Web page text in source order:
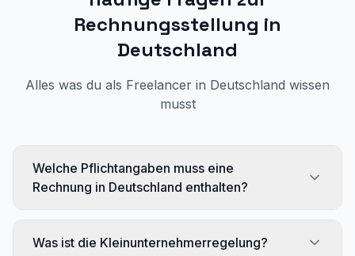
Rechnungsstellung in
Deutschland
Alles was du als Freelancer in Deutschland wissen
musst
Welche Pflichtangaben muss eine
Rechnung in Deutschland enthalten?
Was ist die Kleinunternehmerregelung?